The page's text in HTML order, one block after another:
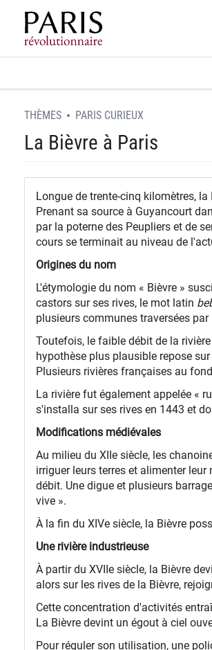
Home
THÈMES PARIS CURIEUX
La Bièvre à Paris
Longue de trente-cinq kilomètres,
Prenant sa source à Guyancourt
par la poterne des Peupliers et de
cours se terminait au niveau de
Origines du nom
L'étymologie du nom « Bièvre »
castors sur ses rives, le mot latin
plusieurs communes traversées
Toutefois, le faible débit de la
hypothèse plus plausible repose
Plusieurs rivières françaises au
La rivière fut également appelée «
s'installa sur ses rives en 1443 et
Modifications médiévales
Au milieu du XIIe siècle, les
irriguer leurs terres et alimenter
débit. Une digue et plusieurs
vive ».
À la fin du XIVe siècle, la Bièvre
Une rivière industrieuse
À partir du XVIIe siècle, la Bièvre
alors sur les rives de la Bièvre,
Cette concentration d'activités
La Bièvre devint un égout à ciel
Pour réguler son utilisation, une